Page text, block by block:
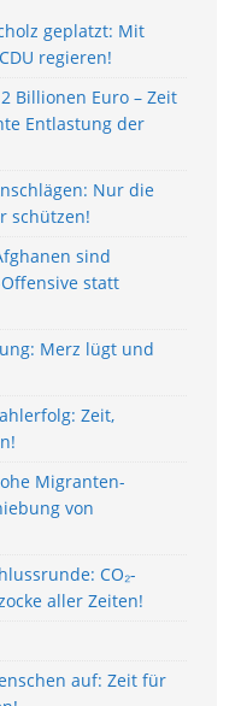
geplatzt: Mit
regieren!
Billionen Euro – Zeit
Entlastung der
Nur die
schützen!
sind
statt
Merz lügt und
Zeit,
Migranten-
von
CO₂-
aller Zeiten!
auf: Zeit für